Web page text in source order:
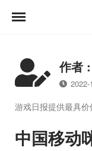
作者
游戏日报提供最具价
中国移动